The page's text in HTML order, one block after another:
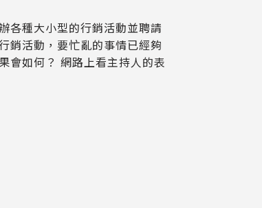
各種大小型的行銷活動並聘請
銷活動，要忙亂的事情已經夠
會如何？ 網路上看主持人的表